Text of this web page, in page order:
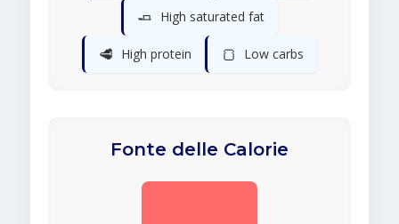
🧈 High saturated fat
🥩 High protein 🍞 Low carbs
Fonte delle Calorie